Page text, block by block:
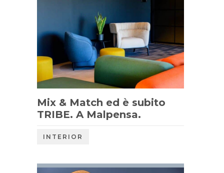
Mix & Match ed è subito
TRIBE. A Malpensa.
INTERIOR